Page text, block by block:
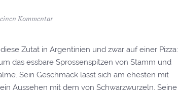
Kommentar
Zutat in Argentinien und zwar auf einer Pizza:
das essbare Sprossenspitzen von Stamm und
Sein Geschmack lässt sich am ehesten mit
Aussehen mit dem von Schwarzwurzeln. Seine